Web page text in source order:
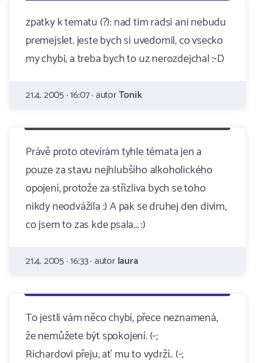
zpatky k tematu (?): nad tim radsi ani nebudu
premejslet. jeste bych si uvedomil, co vsecko
my chybi, a treba bych to uz nerozdejchal :-D
21.4. 2005 · 16:07 · autorTonik
Právě proto otevírám tyhle témata jen a
pouze za stavu nejhlubšího alkoholického
opojení, protože za střízliva bych se toho
nikdy neodvážila :) A pak se druhej den divim,
co jsem to zas kde psala... :)
21.4. 2005 · 16:33 · autorlaura
To jestli vám něco chybí, přece neznamená,
že nemůžete být spokojení. (-;
Richardovi přeju, ať mu to vydrží.. (-;